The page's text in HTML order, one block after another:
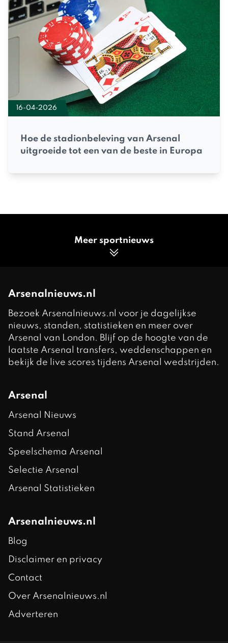
16-04-2026
Hoe de stadionbeleving van Arsenal
uitgroeide tot een van de beste in Europa
Meer sportnieuws
Arsenalnieuws.nl
Bezoek Arsenalnieuws.nl voor je dagelijkse
nieuws, standen, statistieken en meer over
Arsenal van London. Blijf op de hoogte van de
laatste Arsenal transfers, weddenschappen en
bekijk de live scores tijdens Arsenal wedstrijden.
Arsenal
Arsenal Nieuws
Stand Arsenal
Speelschema Arsenal
Selectie Arsenal
Arsenal Statistieken
Arsenalnieuws.nl
Blog
Disclaimer en privacy
Contact
Over Arsenalnieuws.nl
Adverteren